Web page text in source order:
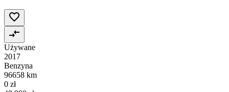
Używane
2017
Benzyna
96658 km
0 zł